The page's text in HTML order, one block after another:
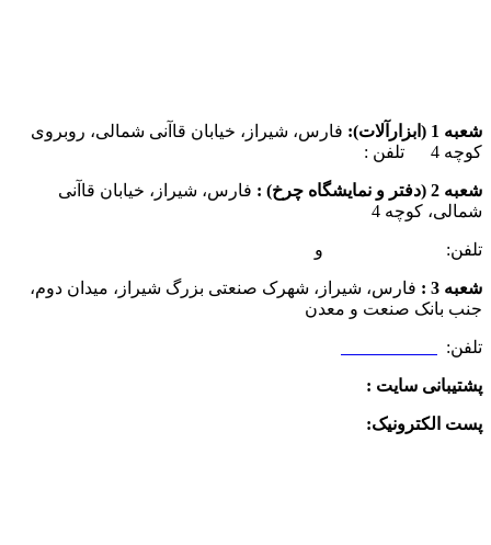
شعبه 1 (ابزارآلات):
فارس، شیراز، خیابان قاآنی شمالی، روبروی
کوچه 4 تلفن :
شعبه 2 (دفتر و نمایشگاه چرخ) :
فارس، شیراز، خیابان قاآنی
شمالی، کوچه 4
تلفن: و
شعبه 3 :
فارس، شیراز، شهرک صنعتی بزرگ شیراز، میدان دوم،
جنب بانک صنعت و معدن
تلفن:
پشتیبانی سایت :
پست الکترونیک: